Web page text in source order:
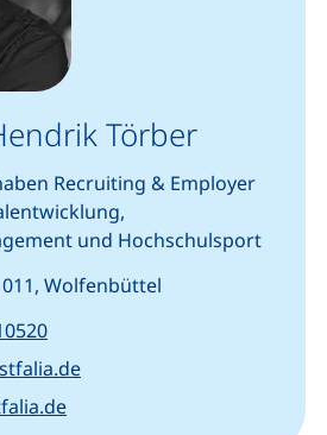
Törber
Recruiting & Employer
und Hochschulsport
Wolfenbüttel
(startet einen Telefonanruf,
(öffnet Ihr E-Mail-
(externer Link, öffnet neues